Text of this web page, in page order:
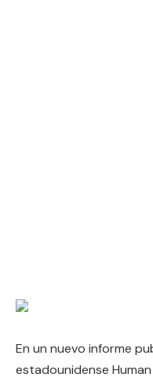
En un nuevo informe
estadounidense